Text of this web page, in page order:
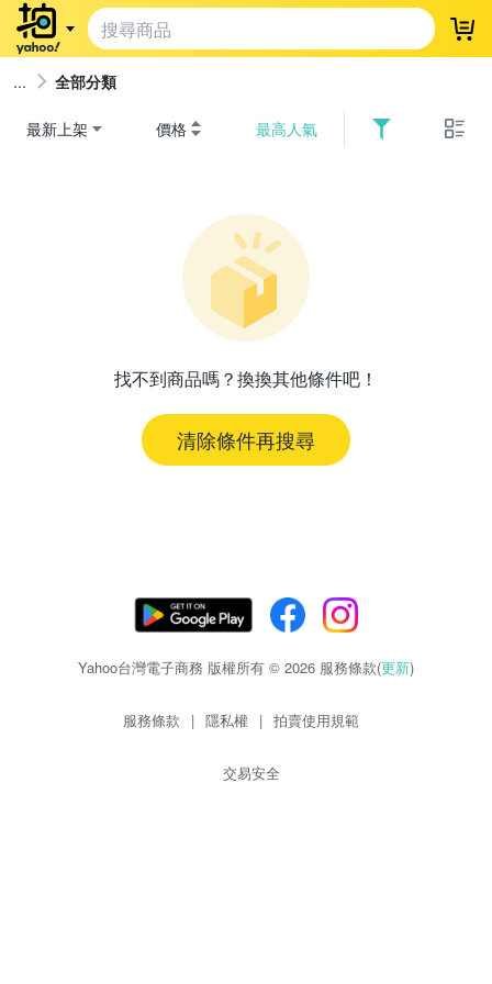
登
全部分類
最新上架 價格 最高人氣
找不到商品嗎？換換其他條件吧！
清除條件再搜尋
Yahoo台灣電子商務 版權所有 © 2026 服務條款(更新)
服務條款 | 隱私權 | 拍賣使用規範
交易安全